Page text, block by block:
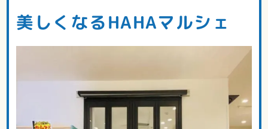
美しくなるHAHAマルシェ